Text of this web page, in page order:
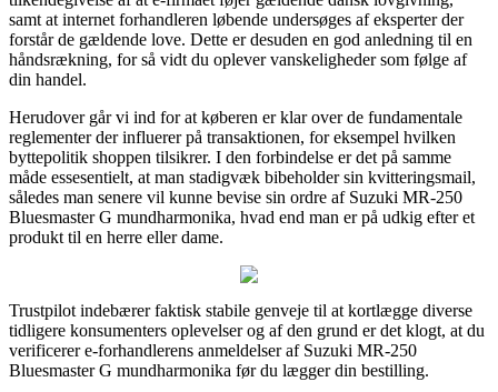
samt at internet forhandleren løbende undersøges af eksperter der
forstår de gældende love. Dette er desuden en god anledning til en
håndsrækning, for så vidt du oplever vanskeligheder som følge af
din handel.
Herudover går vi ind for at køberen er klar over de fundamentale
reglementer der influerer på transaktionen, for eksempel hvilken
byttepolitik shoppen tilsikrer. I den forbindelse er det på samme
måde essesentielt, at man stadigvæk bibeholder sin kvitteringsmail,
således man senere vil kunne bevise sin ordre af Suzuki MR-250
Bluesmaster G mundharmonika, hvad end man er på udkig efter et
produkt til en herre eller dame.
Trustpilot indebærer faktisk stabile genveje til at kortlægge diverse
tidligere konsumenters oplevelser og af den grund er det klogt, at du
verificerer e-forhandlerens anmeldelser af Suzuki MR-250
Bluesmaster G mundharmonika før du lægger din bestilling.